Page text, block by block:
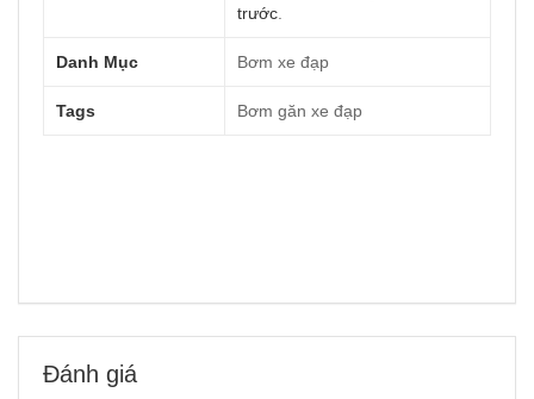
trước
Danh Mục Bơm xe đạp
Tags Bơm găn xe đạp
Đánh giá